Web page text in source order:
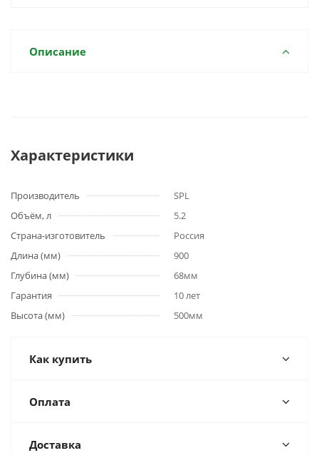
Описание
Характеристики
Производитель
SPL
Объём, л
5.2
Страна-изготовитель
Россия
Длина (мм)
900
Глубина (мм)
68мм
Гарантия
10 лет
Высота (мм)
500мм
Как купить
Оплата
Доставка